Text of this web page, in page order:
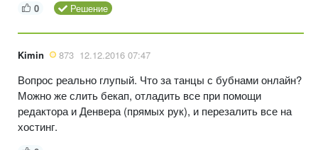
0 Решение
Kimin 873 12.12.2016 07:47
Вопрос реально глупый. Что за танцы с бубнами онлайн?
Можно же слить бекап, отладить все при помощи
редактора и Денвера (прямых рук), и перезалить все на
хостинг.